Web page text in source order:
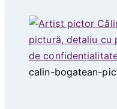
calin-bogatean-